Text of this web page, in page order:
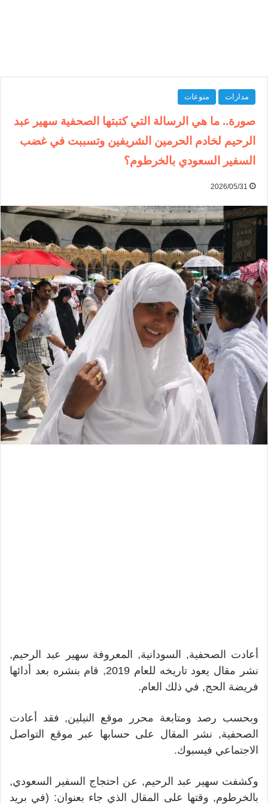
مدارات منوعات
صورة.. ما هي الرسالة التي كتبتها الصحفية سهير عبد
الرحيم لخادم الحرمين الشريفين وتسببت في غضب
السفير السعودي بالخرطوم؟
2026/05/31
أعادت الصحفية, السودانية, المعروفة سهير عبد الرحيم,
نشر مقال يعود تاريخه للعام 2019, قام بنشره بعد أدائها
فريضة الحج, في ذلك العام.
وبحسب رصد ومتابعة محرر موقع النيلين, فقد أعادت
الصحفية, نشر المقال على حسابها عبر موقع التواصل
الاجتماعي فيسبوك.
وكشفت سهير عبد الرحيم, عن احتجاج السفير السعودي,
بالخرطوم, وقتها على المقال الذي جاء بعنوان: (في بريد